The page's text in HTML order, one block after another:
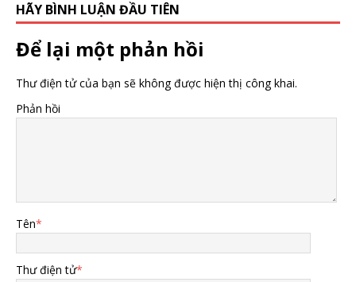
HÃY BÌNH LUẬN ĐẦU TIÊN
Để lại một phản hồi
Thư điện tử của bạn sẽ không được hiện thị công khai.
Phản hồi
Tên*
Thư điện tử*